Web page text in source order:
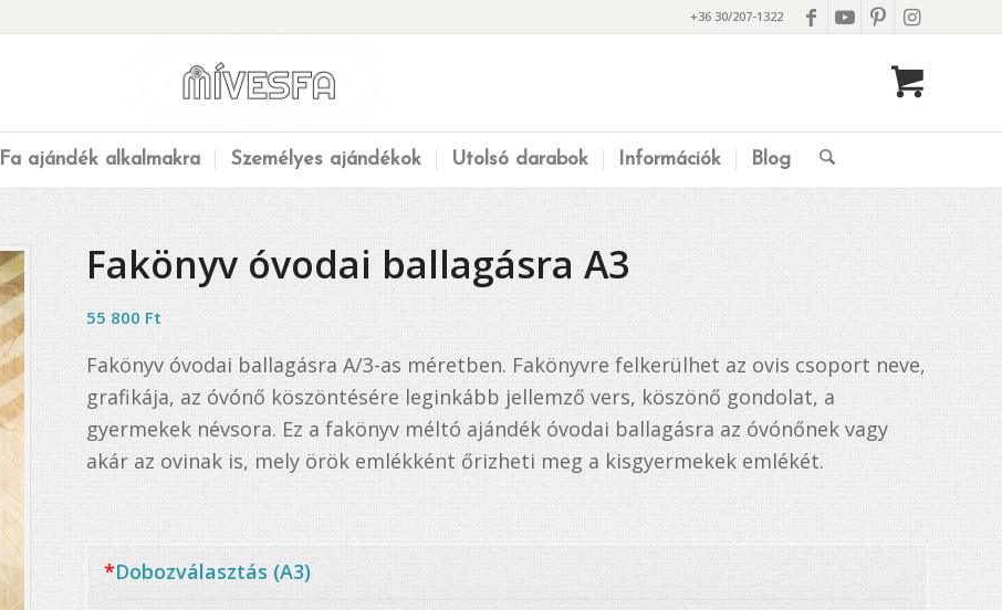
+36 30/207-1322
Fa ajándék alkalmakra Személyes ajándékok Utolsó darabok Információk Blog
Fakönyv óvodai ballagásra A3
55 800 Ft
Fakönyv óvodai ballagásra A/3-as méretben. Fakönyvre felkerülhet az ovis csoport neve,
grafikája, az óvónő köszöntésére leginkább jellemző vers, köszönő gondolat, a
gyermekek névsora. Ez a fakönyv méltó ajándék óvodai ballagásra az óvónőnek vagy
akár az ovinak is, mely örök emlékként őrizheti meg a kisgyermekek emlékét.
*Dobozválasztás (A3)